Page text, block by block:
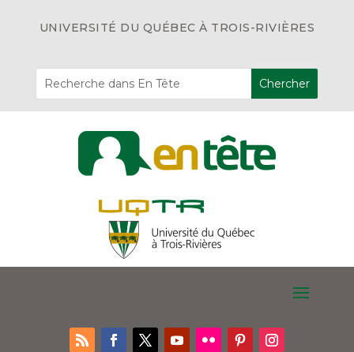
UNIVERSITÉ DU QUÉBEC À TROIS-RIVIÈRES